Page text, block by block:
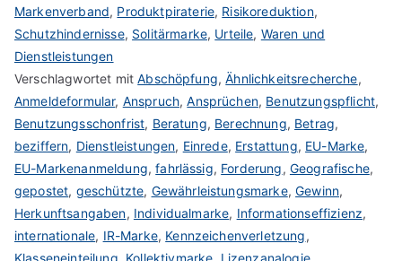
Markenverband, Produktpiraterie, Risikoreduktion,
Schutzhindernisse, Solitärmarke, Urteile, Waren und
Dienstleistungen
Verschlagwortet mitAbschöpfung,Ähnlichkeitsrecherche,
Anmeldeformular, Anspruch,Ansprüchen, Benutzungspflicht,
Benutzungsschonfrist, Beratung, Berechnung, Betrag,
beziffern, Dienstleistungen, Einrede, Erstattung, EU-Marke,
EU-Markenanmeldung,fahrlässig, Forderung, Geografische,
gepostet, geschützte, Gewährleistungsmarke,Gewinn,
Herkunftsangaben, Individualmarke, Informationseffizienz,
internationale, IR-Marke, Kennzeichenverletzung,
Klasseneinteilung, Kollektivmarke, Lizenzanalogie,